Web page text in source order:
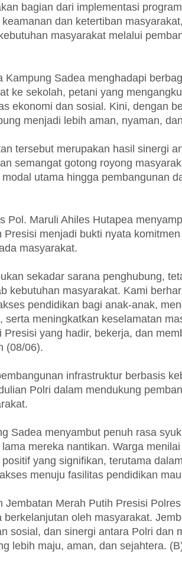
bagian dari implementasi
dan ketertiban
masyarakat melalui
Sadea menghadapi
ke sekolah, petani yang
ekonomi dan sosial. Kini, dengan
menjadi lebih aman, nyaman,
tersebut merupakan hasil sinergi
semangat gotong royong
utama hingga pembangunan
Pol. Maruli Ahiles Hutapea
menjadi bukti nyata
masyarakat.
sekadar sarana penghubung,
kebutuhan masyarakat. Kami
pendidikan bagi anak-anak,
serta meningkatkan keselamatan
yang hadir, bekerja, dan
(08/06).
infrastruktur berbasis
Polri dalam mendukung
Sadea menyambut penuh rasa
mereka nantikan. Warga
yang signifikan, terutama
menuju fasilitas pendidikan
Merah Putih Presisi
oleh masyarakat.
sosial, dan sinergi antara Polri dan
lebih maju, aman, dan sejahtera.